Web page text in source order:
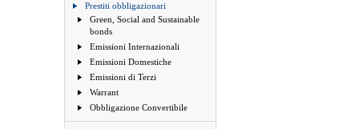
Prestiti obbligazionari
Green, Social and Sustainable
bonds
Emissioni Internazionali
Emissioni Domestiche
Emissioni di Terzi
Warrant
Obbligazione Convertibile